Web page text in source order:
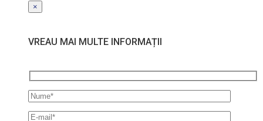
×
VREAU MAI MULTE INFORMAȚII